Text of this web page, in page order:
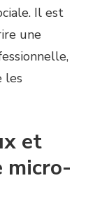
Il est
une
les
et
micro-